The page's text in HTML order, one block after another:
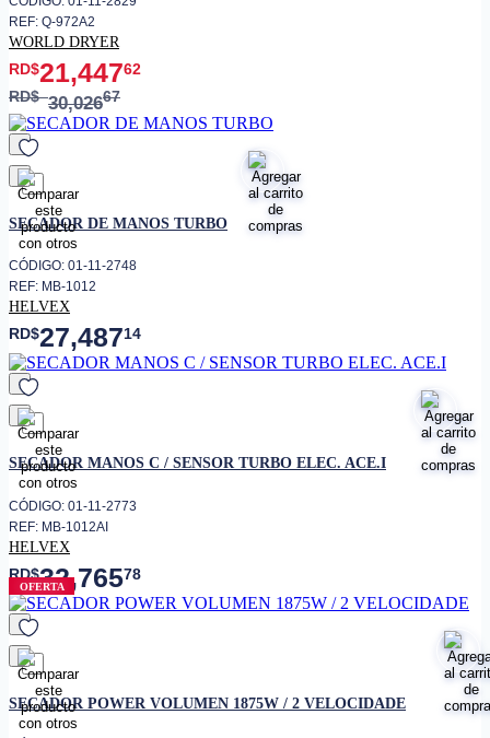
REF: Q-972A2
WORLD DRYER
RD$21,44762
RD$30,02667
favorito
SECADOR DE MANOS TURBO
CÓDIGO: 01-11-2748
REF: MB-1012
HELVEX
RD$27,48714
favorito
SECADOR MANOS C / SENSOR TURBO ELEC. ACE.I
CÓDIGO: 01-11-2773
REF: MB-1012AI
HELVEX
RD$32,76578
OFERTA
favorito
SECADOR POWER VOLUMEN 1875W / 2 VELOCIDADE